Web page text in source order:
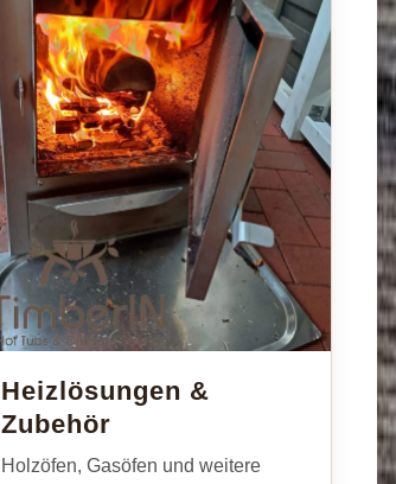
Heizlösungen &
Zubehör
Holzöfen, Gasöfen und weitere